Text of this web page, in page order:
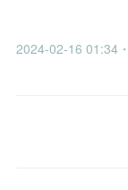
2024-02-16 01:34